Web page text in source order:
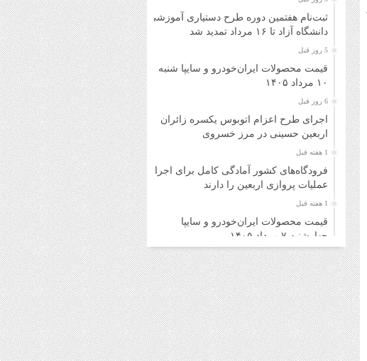
ثبت‌نام هفتمین دوره طرح دستیاری آموزشی
دانشگاه آزاد تا ۱۶ مرداد تمدید شد
5 روز قبل
قیمت محصولات ایران‌خودرو و سایپا شنبه
۱۰ مرداد ۱۴۰۵
6 روز قبل
اجرای طرح اعزام اتوبوس یکسره زائران
اربعین حسینی در مرز خسروی
1 هفته قبل
فرودگاه‌های کشور آمادگی کامل برای اجرای
عملیات پروازی اربعین را دارند
1 هفته قبل
قیمت محصولات ایران‌خودرو و سایپا
چهارشنبه ۷ مرداد ۱۴۰۵
1 هفته قبل
قیمت محصولات ایران‌خودرو و سایپا
سه‌شنبه ۶ مرداد ۱۴۰۵
1 هفته قبل
خرید اینترنتی بلیت اتوبوس برای برگشت
زائران امکان‌پذیر شد
1 هفته قبل